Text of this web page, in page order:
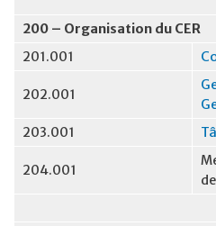
200 – Organisation du CER
201.001
202.001
203.001
204.001